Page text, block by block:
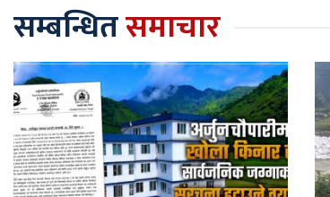
सम्बन्धितसमाचार